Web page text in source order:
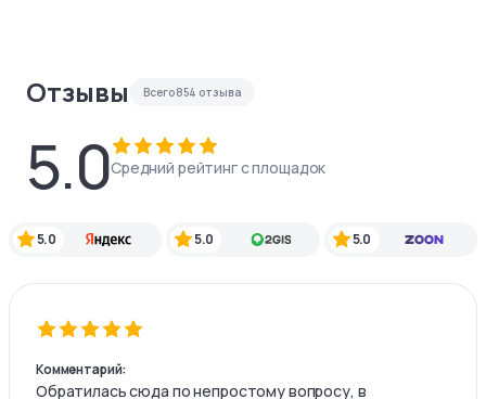
Отзывы Всего854 отзыва
5.0Средний рейтинг с площадок
5.0 5.0 5.0
Комментарий:
Обратилась сюда по непростому вопросу, в